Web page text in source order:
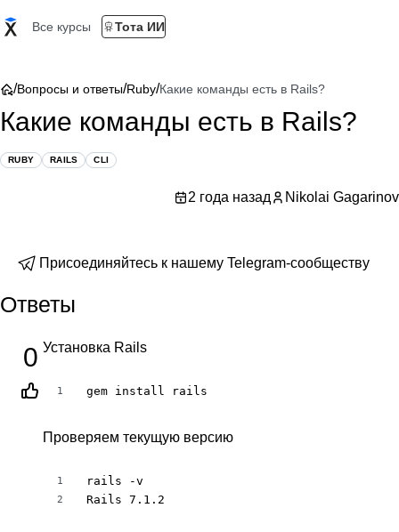
Все курсы Тота ИИ
/Вопросы и ответы/Ruby/Какие команды есть в Rails?
Какие команды есть в Rails?
RUBY RAILS CLI
2 года назад Nikolai Gagarinov
Присоединяйтесь к нашему Telegram-сообществу
Ответы
0 Установка Rails
1 gem install rails
Проверяем текущую версию
1
2
rails -v
Rails 7.1.2